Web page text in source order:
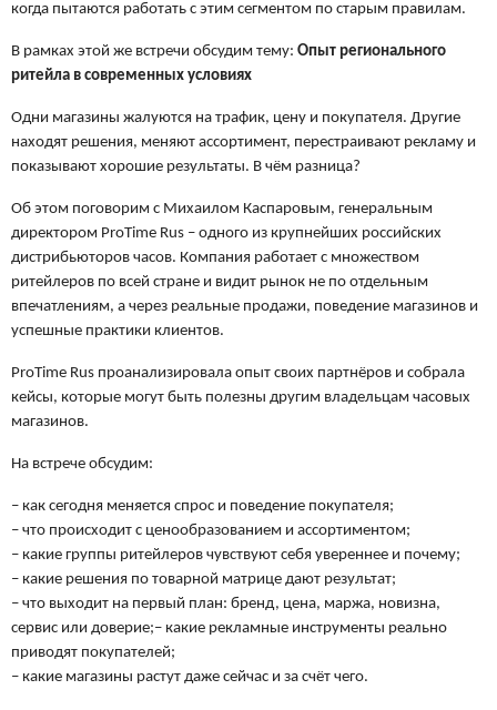
когда пытаются работать с этим сегментом по старым правилам.
В рамках этой же встречи обсудим тему: Опыт регионального
ритейла в современных условиях
Одни магазины жалуются на трафик, цену и покупателя. Другие
находят решения, меняют ассортимент, перестраивают рекламу и
показывают хорошие результаты. В чём разница?
Об этом поговорим с Михаилом Каспаровым, генеральным
директором ProTime Rus – одного из крупнейших российских
дистрибьюторов часов. Компания работает с множеством
ритейлеров по всей стране и видит рынок не по отдельным
впечатлениям, а через реальные продажи, поведение магазинов и
успешные практики клиентов.
ProTime Rus проанализировала опыт своих партнёров и собрала
кейсы, которые могут быть полезны другим владельцам часовых
магазинов.
На встрече обсудим:
– как сегодня меняется спрос и поведение покупателя;
– что происходит с ценообразованием и ассортиментом;
– какие группы ритейлеров чувствуют себя увереннее и почему;
– какие решения по товарной матрице дают результат;
– что выходит на первый план: бренд, цена, маржа, новизна,
сервис или доверие;– какие рекламные инструменты реально
приводят покупателей;
– какие магазины растут даже сейчас и за счёт чего.